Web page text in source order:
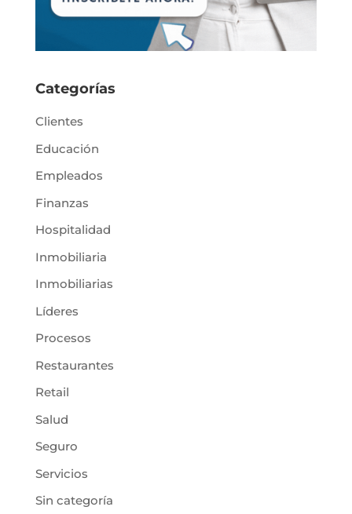
Categorías
Clientes
Educación
Empleados
Finanzas
Hospitalidad
Inmobiliaria
Inmobiliarias
Líderes
Procesos
Restaurantes
Retail
Salud
Seguro
Servicios
Sin categoría